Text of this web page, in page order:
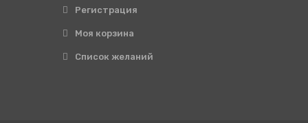
Регистрация
Моя корзина
Cписок желаний